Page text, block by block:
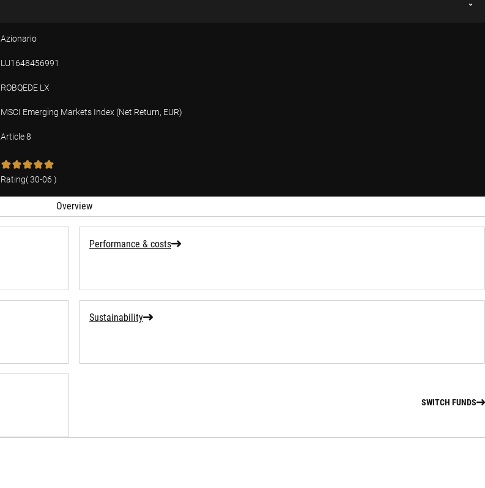
Azionario
LU1648456991
ROBQEDE LX
MSCI Emerging Markets Index (Net Return, EUR)
Article 8
Rating(30-06 )
Overview
Performance & costs
Sustainability
SWITCH FUNDS